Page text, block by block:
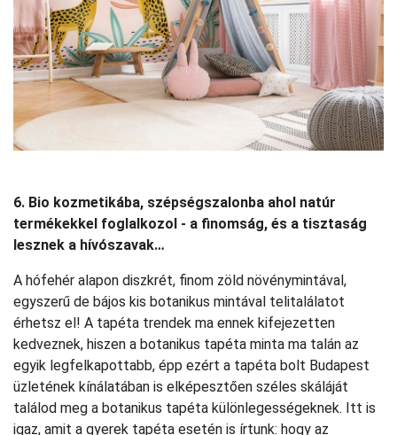
6. Bio kozmetikába, szépségszalonba ahol natúr
termékekkel foglalkozol - a finomság, és a tisztaság
lesznek a hívószavak…
A hófehér alapon diszkrét, finom zöld növénymintával,
egyszerű de bájos kis botanikus mintával telitalálatot
érhetsz el! A tapéta trendek ma ennek kifejezetten
kedveznek, hiszen a botanikus tapéta minta ma talán az
egyik legfelkapottabb, épp ezért a tapéta bolt Budapest
üzletének kínálatában is elképesztően széles skáláját
találod meg a botanikus tapéta különlegességeknek. Itt is
igaz, amit a gyerek tapéta esetén is írtunk: hogy az